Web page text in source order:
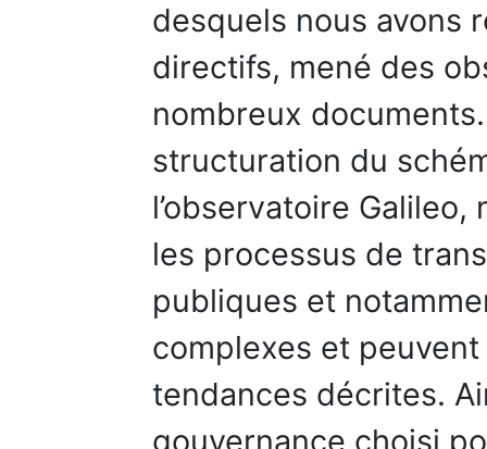
desquels nous avons
directifs, mené des
nombreux
structuration du
l’observatoire
les processus de
publiques et
complexes et
tendances décrites.
gouvernance choisi